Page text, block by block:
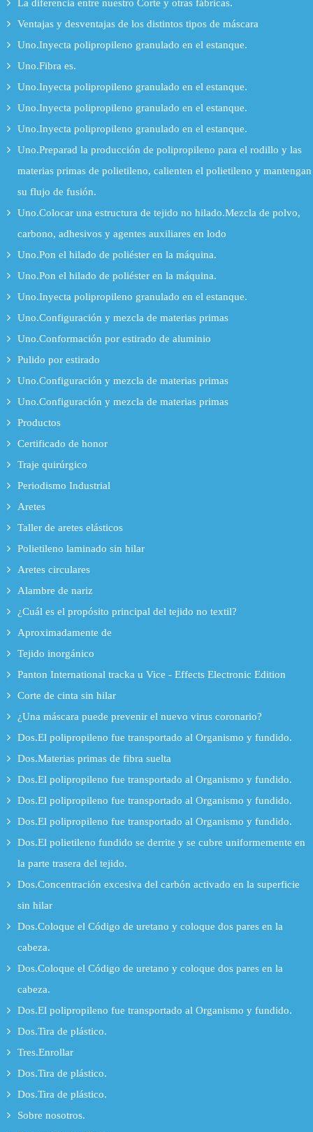
La diferencia entre nuestro Corte y otras fábricas.
Ventajas y desventajas de los distintos tipos de máscara
Uno.Inyecta polipropileno granulado en el estanque.
Uno.Fibra es.
Uno.Inyecta polipropileno granulado en el estanque.
Uno.Inyecta polipropileno granulado en el estanque.
Uno.Inyecta polipropileno granulado en el estanque.
Uno.Preparad la producción de polipropileno para el rodillo y las
materias primas de polietileno, calienten el polietileno y mantengan
su flujo de fusión.
Uno.Colocar una estructura de tejido no hilado.Mezcla de polvo,
carbono, adhesivos y agentes auxiliares en lodo
Uno.Pon el hilado de poliéster en la máquina.
Uno.Pon el hilado de poliéster en la máquina.
Uno.Inyecta polipropileno granulado en el estanque.
Uno.Configuración y mezcla de materias primas
Uno.Conformación por estirado de aluminio
Pulido por estirado
Uno.Configuración y mezcla de materias primas
Uno.Configuración y mezcla de materias primas
Productos
Certificado de honor
Traje quirúrgico
Periodismo Industrial
Aretes
Taller de aretes elásticos
Polietileno laminado sin hilar
Aretes circulares
Alambre de nariz
¿Cuál es el propósito principal del tejido no textil?
Aproximadamente de
Tejido inorgánico
Panton International tracka u Vice - Effects Electronic Edition
Corte de cinta sin hilar
¿Una máscara puede prevenir el nuevo virus coronario?
Dos.El polipropileno fue transportado al Organismo y fundido.
Dos.Materias primas de fibra suelta
Dos.El polipropileno fue transportado al Organismo y fundido.
Dos.El polipropileno fue transportado al Organismo y fundido.
Dos.El polipropileno fue transportado al Organismo y fundido.
Dos.El polietileno fundido se derrite y se cubre uniformemente en
la parte trasera del tejido.
Dos.Concentración excesiva del carbón activado en la superficie
sin hilar
Dos.Coloque el Código de uretano y coloque dos pares en la
cabeza.
Dos.Coloque el Código de uretano y coloque dos pares en la
cabeza.
Dos.El polipropileno fue transportado al Organismo y fundido.
Dos.Tira de plástico.
Tres.Enrollar
Dos.Tira de plástico.
Dos.Tira de plástico.
Sobre nosotros.